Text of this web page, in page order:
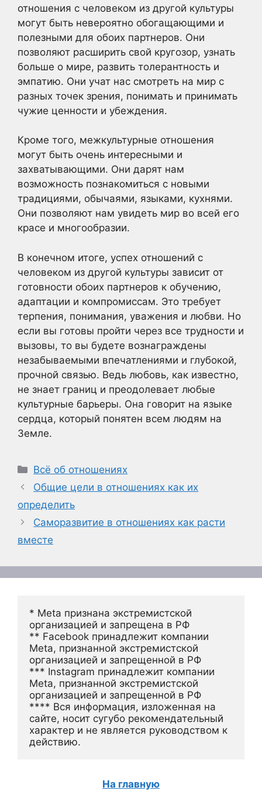
отношения с человеком из другой культуры
могут быть невероятно обогащающими и
полезными для обоих партнеров. Они
позволяют расширить свой кругозор, узнать
больше о мире, развить толерантность и
эмпатию. Они учат нас смотреть на мир с
разных точек зрения, понимать и принимать
чужие ценности и убеждения.
Кроме того, межкультурные отношения
могут быть очень интересными и
захватывающими. Они дарят нам
возможность познакомиться с новыми
традициями, обычаями, языками, кухнями.
Они позволяют нам увидеть мир во всей его
красе и многообразии.
В конечном итоге, успех отношений с
человеком из другой культуры зависит от
готовности обоих партнеров к обучению,
адаптации и компромиссам. Это требует
терпения, понимания, уважения и любви. Но
если вы готовы пройти через все трудности и
вызовы, то вы будете вознаграждены
незабываемыми впечатлениями и глубокой,
прочной связью. Ведь любовь, как известно,
не знает границ и преодолевает любые
культурные барьеры. Она говорит на языке
сердца, который понятен всем людям на
Земле.
Рубрики
Всё об отношениях
Общие цели в отношениях как их
определить
Саморазвитие в отношениях как расти
вместе
* Meta признана экстремистской
организацией и запрещена в РФ
** Facebook принадлежит компании
Meta, признанной экстремистской
организацией и запрещенной в РФ
*** Instagram принадлежит компании
Meta, признанной экстремистской
организацией и запрещенной в РФ
**** Вся информация, изложенная на
сайте, носит сугубо рекомендательный
характер и не является руководством к
действию.
На главную